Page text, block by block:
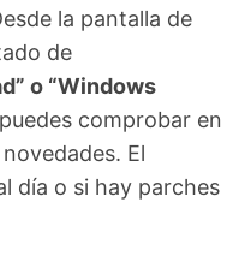
la pantalla de
de
o “Windows
comprobar en
El
día o si hay parches